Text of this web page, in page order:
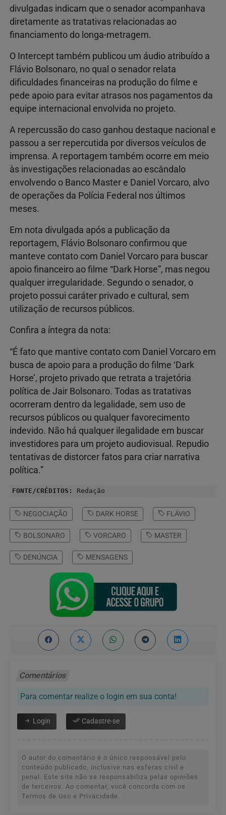
divulgadas indicam que o senador acompanhava
diretamente as tratativas relacionadas ao
financiamento do longa-metragem.
O Intercept também publicou um áudio atribuído a
Flávio Bolsonaro, no qual o senador relata
dificuldades financeiras na produção do filme e
pede apoio para evitar atrasos nos pagamentos da
equipe internacional envolvida no projeto.
A repercussão do caso ganhou destaque nacional e
passou a ser repercutida por diversos veículos de
imprensa. A reportagem também ocorre em meio
às investigações relacionadas ao escândalo
envolvendo o Banco Master e Daniel Vorcaro, alvo
de operações da Polícia Federal nos últimos
meses.
Em nota divulgada após a publicação da
reportagem, Flávio Bolsonaro confirmou que
manteve contato com Daniel Vorcaro para buscar
apoio financeiro ao filme “Dark Horse”, mas negou
qualquer irregularidade. Segundo o senador, o
projeto possui caráter privado e cultural, sem
utilização de recursos públicos.
Confira a íntegra da nota:
“É fato que mantive contato com Daniel Vorcaro em
busca de apoio para a produção do filme ‘Dark
Horse’, projeto privado que retrata a trajetória
política de Jair Bolsonaro. Todas as tratativas
ocorreram dentro da legalidade, sem uso de
recursos públicos ou qualquer favorecimento
indevido. Não há qualquer ilegalidade em buscar
investidores para um projeto audiovisual. Repudio
tentativas de distorcer fatos para criar narrativa
política.”
FONTE/CRÉDITOS: Redação
NEGOCIAÇÃO DARK HORSE FLÁVIO
BOLSONARO VORCARO MASTER
DENÚNCIA MENSAGENS
Comentários
Para comentar realize o login em sua conta!
Login Cadastre-se
O autor do comentário é o único responsável pelo
conteúdo publicado, inclusive nas esferas civil e
penal. Este site não se responsabiliza pelas opiniões
de terceiros. Ao comentar, você concorda com os
Termos de Uso e Privacidade.